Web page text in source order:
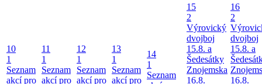
10
1
Seznam
akcí pro
11
1
Seznam
akcí pro
12
1
Seznam
akcí pro
13
1
Seznam
akcí pro
14
1
Seznam
15
2
Výrovický
dvojboj
15.8. a
Šedesátky
Znojemska
16.8.
16
2
dvojboj
15.8. a
16.8.